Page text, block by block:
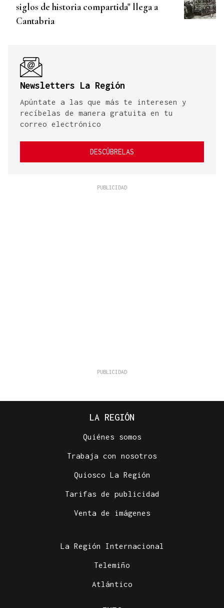
siglos de historia compartida" llega a
Cantabria
Newsletters La Región
Apúntate a las que más te interesen y
recíbelas de manera gratuita en tu
correo electrónico
DESCÚBRELAS
LA REGIÓN
Quiénes somos
Trabaja con nosotros
Quiosco La Región
Tarifas de publicidad
Venta de imágenes
La Región Internacional
Telemiño
Atlántico